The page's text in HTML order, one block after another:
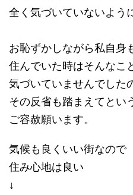
全く気づいていないよう
お恥ずかしながら私自身
住んでいた時はそんなこ
気づいていませんでした
その反省も踏まえてとい
ご容赦願います。
気候も良くいい街なので
住み心地は良い
↓